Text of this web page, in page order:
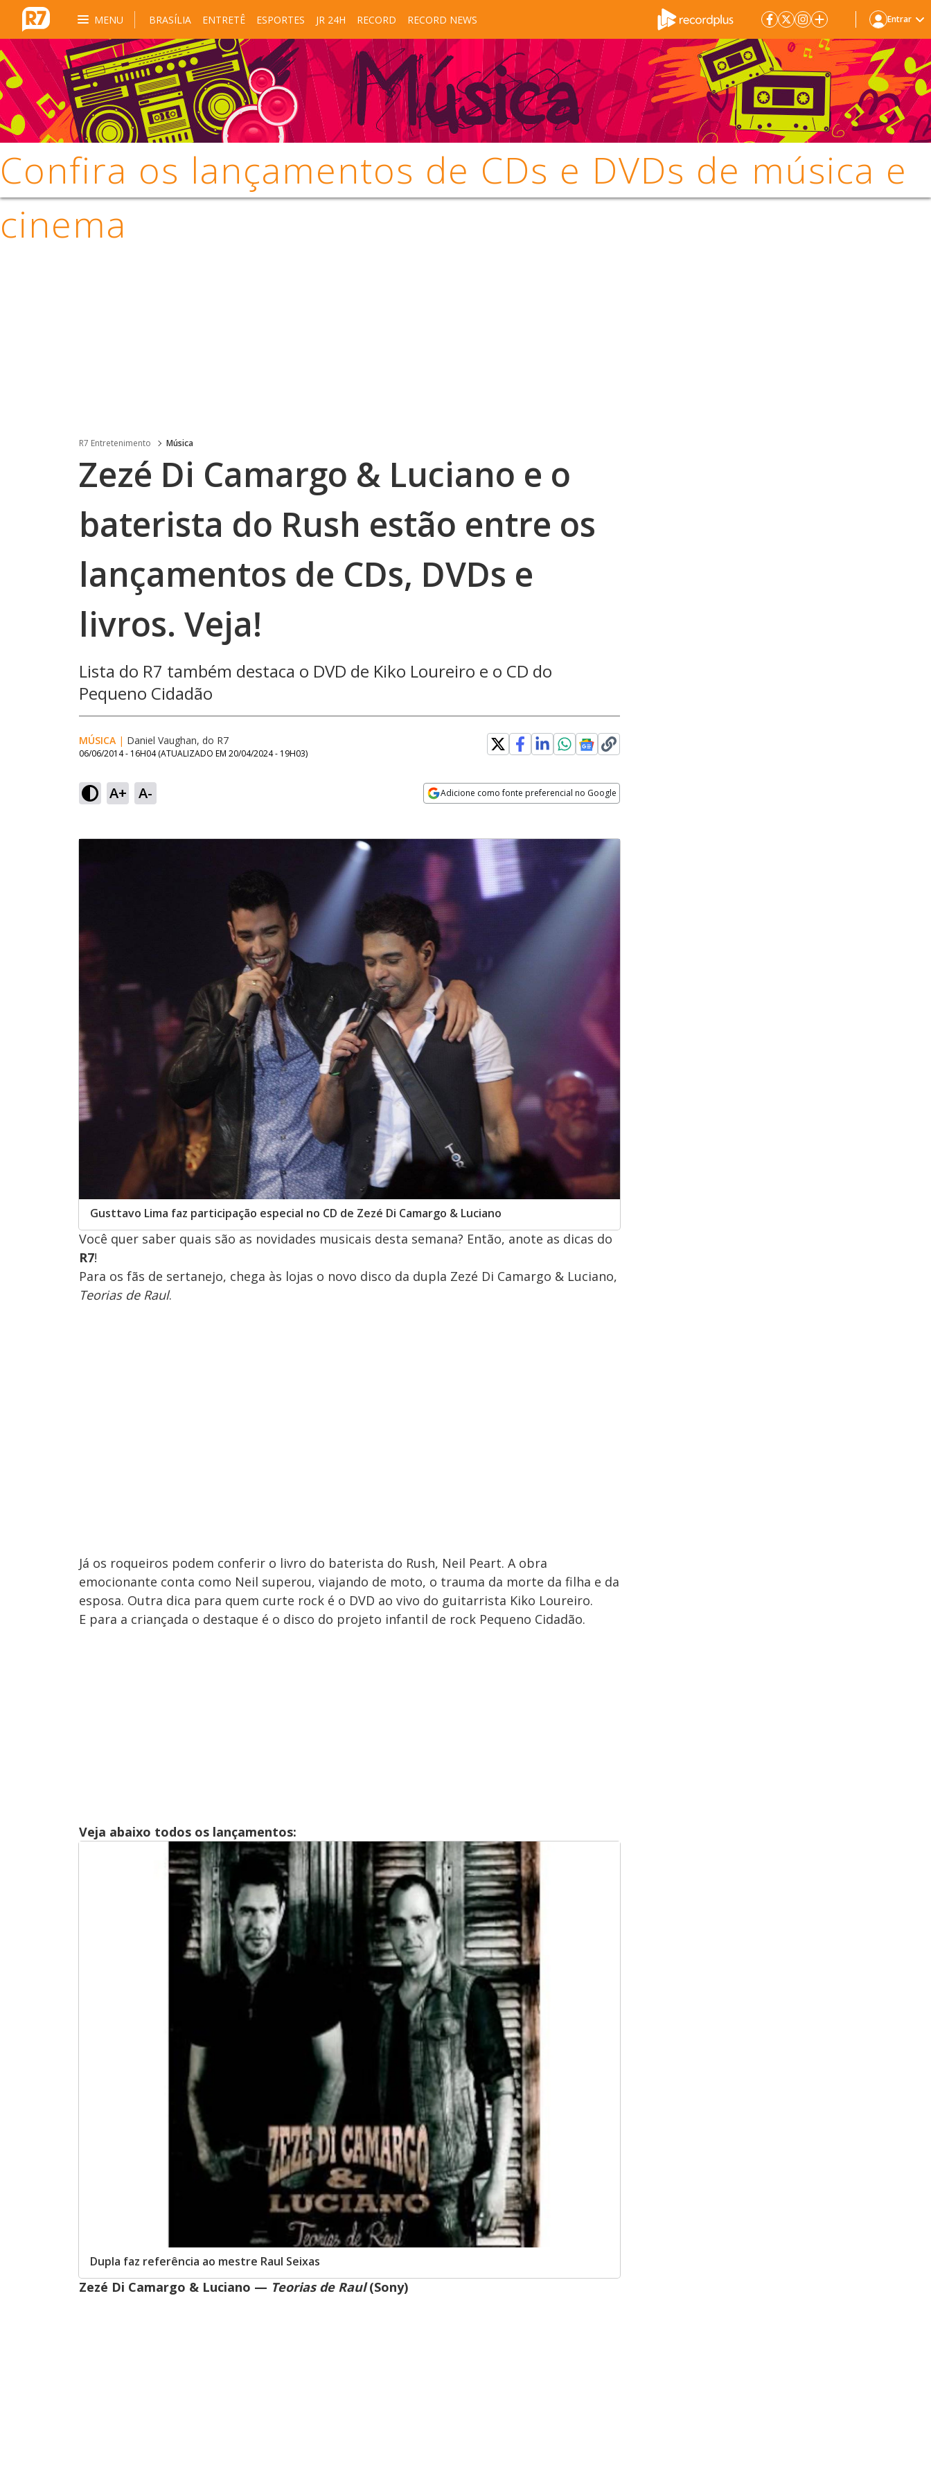
MENU BRASÍLIA ENTRETÊ ESPORTES JR 24H RECORD RECORD NEWS Entrar
Confira os lançamentos de CDs e DVDs de música e
cinema
R7 Entretenimento Música
Zezé Di Camargo & Luciano e o
baterista do Rush estão entre os
lançamentos de CDs, DVDs e
livros. Veja!
Lista do R7 também destaca o DVD de Kiko Loureiro e o CD do
Pequeno Cidadão
MÚSICA | Daniel Vaughan, do R7
06/06/2014 - 16H04 (ATUALIZADO EM 20/04/2024 - 19H03)
A+ A- Adicione como fonte preferencial no Google
Gusttavo Lima faz participação especial no CD de Zezé Di Camargo & Luciano
Você quer saber quais são as novidades musicais desta semana? Então, anote as dicas do
R7!
Para os fãs de sertanejo, chega às lojas o novo disco da dupla Zezé Di Camargo & Luciano,
Teorias de Raul.
Já os roqueiros podem conferir o livro do baterista do Rush, Neil Peart. A obra
emocionante conta como Neil superou, viajando de moto, o trauma da morte da filha e da
esposa. Outra dica para quem curte rock é o DVD ao vivo do guitarrista Kiko Loureiro.
E para a criançada o destaque é o disco do projeto infantil de rock Pequeno Cidadão.
Veja abaixo todos os lançamentos:
Dupla faz referência ao mestre Raul Seixas
Zezé Di Camargo & Luciano — Teorias de Raul(Sony)